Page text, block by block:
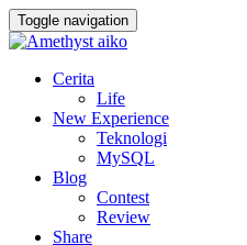
Toggle navigation
Cerita
Life
New Experience
Teknologi
MySQL
Blog
Contest
Review
Share